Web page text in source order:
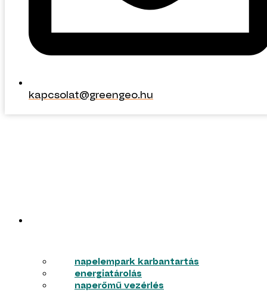
kapcsolat@greengeo.hu
napelempark karbantartás
energiatárolás
naperőmű vezérlés